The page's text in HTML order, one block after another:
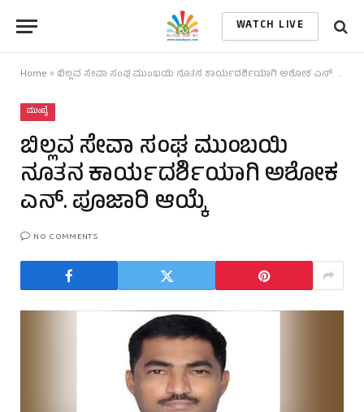
WATCH LIVE
Home » ಬಿಲ್ಲವ ಸೇವಾ ಸಂಘ ಮುಂಬಯಿ ನೂತನ ಕಾರ್ಯದರ್ಶಿಯಾಗಿ ಅಶೋಕ ಎನ್. ಪೂಜಾರಿ ಆಯ್ಕೆ
ಮುಂಬೈ
ಬಿಲ್ಲವ ಸೇವಾ ಸಂಘ ಮುಂಬಯಿ
ನೂತನ ಕಾರ್ಯದರ್ಶಿಯಾಗಿ ಅಶೋಕ
ಎನ್. ಪೂಜಾರಿ ಆಯ್ಕೆ
NO COMMENTS